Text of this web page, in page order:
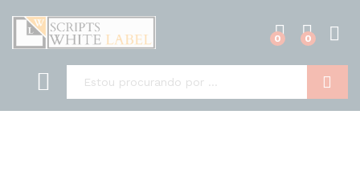
0 0